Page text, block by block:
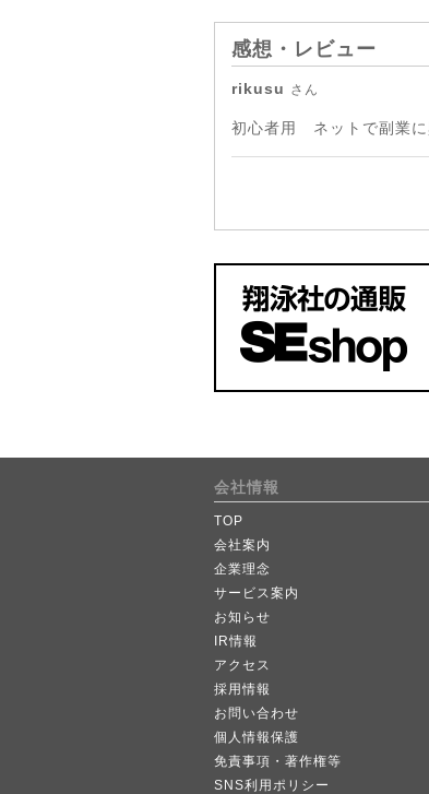
感想・レビュー
rikusu さん
初心者用 ネットで副業に
会社情報
TOP
会社案内
企業理念
サービス案内
お知らせ
IR情報
アクセス
採用情報
お問い合わせ
個人情報保護
免責事項・著作権等
SNS利用ポリシー